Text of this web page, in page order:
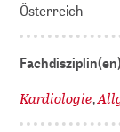
Österreich
Kardiologie,